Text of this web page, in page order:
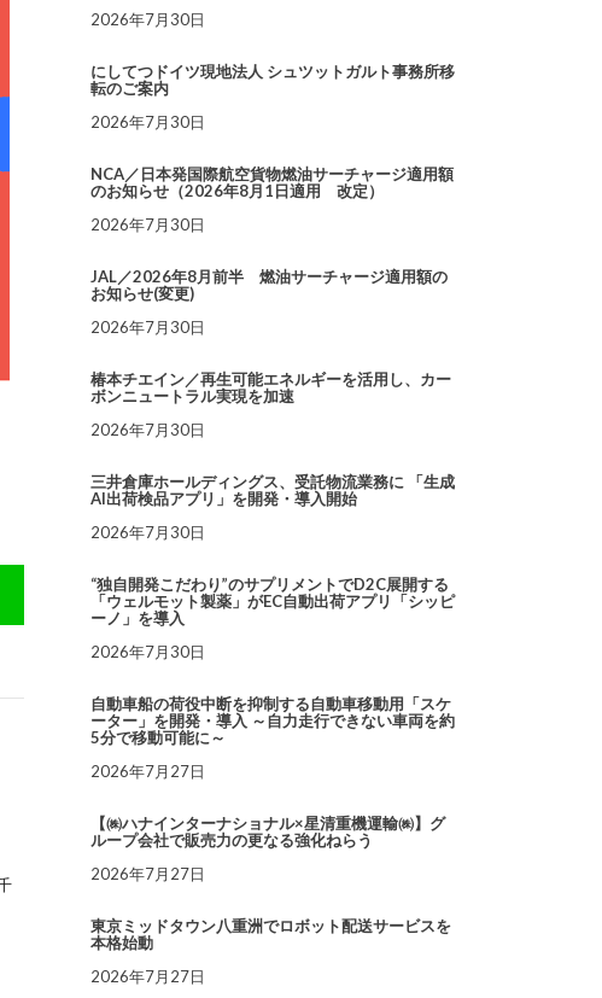
2026年7月30日
にしてつドイツ現地法人 シュツットガルト事務所移
転のご案内
2026年7月30日
NCA／日本発国際航空貨物燃油サーチャージ適用額
のお知らせ（2026年8月1日適用 改定）
2026年7月30日
JAL／2026年8月前半 燃油サーチャージ適用額の
お知らせ(変更)
2026年7月30日
椿本チエイン／再生可能エネルギーを活用し、カー
ボンニュートラル実現を加速
2026年7月30日
三井倉庫ホールディングス、受託物流業務に 「生成
AI出荷検品アプリ」を開発・導入開始
2026年7月30日
“独自開発こだわり”のサプリメントでD2C展開する
「ウェルモット製薬」がEC自動出荷アプリ「シッピ
ーノ」を導入
2026年7月30日
自動車船の荷役中断を抑制する自動車移動用「スケ
ーター」を開発・導入 ～自力走行できない車両を約
5分で移動可能に～
2026年7月27日
【㈱ハナインターナショナル×星清重機運輸㈱】グ
ループ会社で販売力の更なる強化ねらう
2026年7月27日
東京ミッドタウン八重洲でロボット配送サービスを
本格始動
2026年7月27日